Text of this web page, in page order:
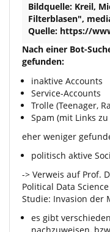
Bildquelle: Kreil,
Filterblasen",
Quelle: https://
Nach einer Bot-
gefunden:
inaktive Accounts
Service-Accounts
Trolle (Teenager,
Spam (mit Links
eher weniger
politisch aktive
-> Verweis auf Prof.
Political Data
Studie: Invasion der
es gibt